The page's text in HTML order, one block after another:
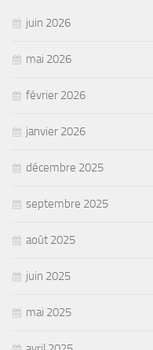
juin 2026
mai 2026
février 2026
janvier 2026
décembre 2025
septembre 2025
août 2025
juin 2025
mai 2025